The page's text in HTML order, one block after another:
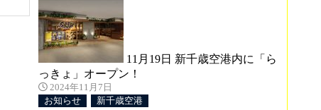
11月19日 新千歳空港内に「ら
っきょ」オープン！
2024年11月7日
お知らせ
新千歳空港